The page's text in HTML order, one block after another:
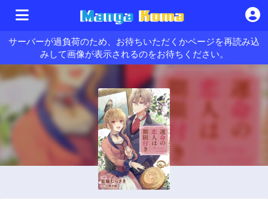
サーバーが過負荷のため、お待ちいただくかページを再読み込
みして画像が表示されるのをお待ちください。